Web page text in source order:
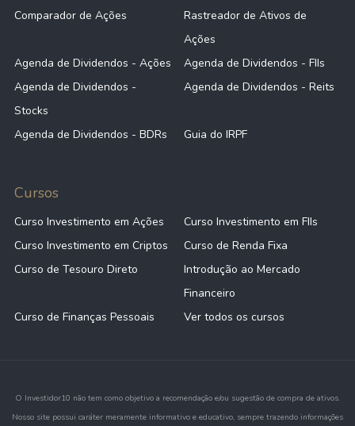
Comparador de Ações
Rastreador de Ativos de
Ações
Agenda de Dividendos - Ações
Agenda de Dividendos - FIIs
Agenda de Dividendos -
Stocks
Agenda de Dividendos - Reits
Agenda de Dividendos - BDRs Guia do IRPF
Cursos
Curso Investimento em Ações
Curso Investimento em FIIs
Curso Investimento em Criptos
Curso de Renda Fixa
Curso de Tesouro Direto
Introdução ao Mercado
Financeiro
Curso de Finanças Pessoais
Ver todos os cursos
O Investidor10 não tem como objetivo a recomendação e/ou sugestão de compra de ativos.
Nosso site possui caráter meramente informativo e educativo, sempre trazendo informações